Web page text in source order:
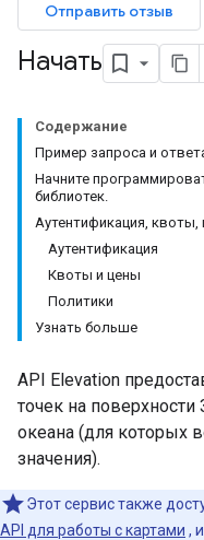
Отправить отзыв
Начать
Содержание
Пример запроса и
Начните
библиотек.
Аутентификация, квоты,
Аутентификация
Квоты и цены
Политики
Узнать больше
API Elevation
точек на
океана (для которых
значения).
Этот сервис также
API для работы с картами ,